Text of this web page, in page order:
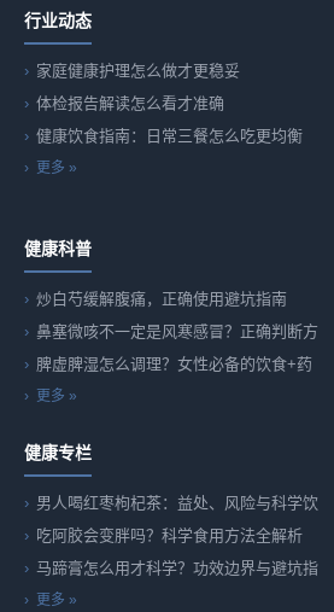
行业动态
家庭健康护理怎么做才更稳妥
体检报告解读怎么看才准确
健康饮食指南：日常三餐怎么吃更均衡
更多 »
健康科普
炒白芍缓解腹痛，正确使用避坑指南
鼻塞微咳不一定是风寒感冒？正确判断方
脾虚脾湿怎么调理？女性必备的饮食+药
更多 »
健康专栏
男人喝红枣枸杞茶：益处、风险与科学饮
吃阿胶会变胖吗？科学食用方法全解析
马蹄膏怎么用才科学？功效边界与避坑指
更多 »